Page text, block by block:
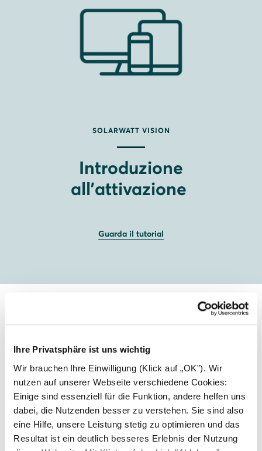
Ihre Privatsphäre ist uns wichtig
Wir brauchen Ihre Einwilligung (Klick auf „OK”). Wir
nutzen auf unserer Webseite verschiedene Cookies:
Einige sind essenziell für die Funktion, andere helfen uns
dabei, die Nutzenden besser zu verstehen. Sie sind also
eine Hilfe, unsere Leistung stetig zu optimieren und das
Resultat ist ein deutlich besseres Erlebnis der Nutzung
SOLARWATT VISION
Introduzione
all'attivazione
Guarda il tutorial